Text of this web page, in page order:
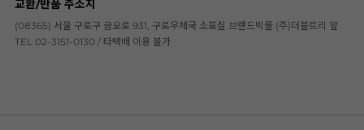
교환/반품 주소지
(08365) 서울 구로구 금오로 931, 구로우체국 소포실 브랜드빅몰 (주)더블트리 앞
TEL 02-3151-0130 / 타택배 이용 불가